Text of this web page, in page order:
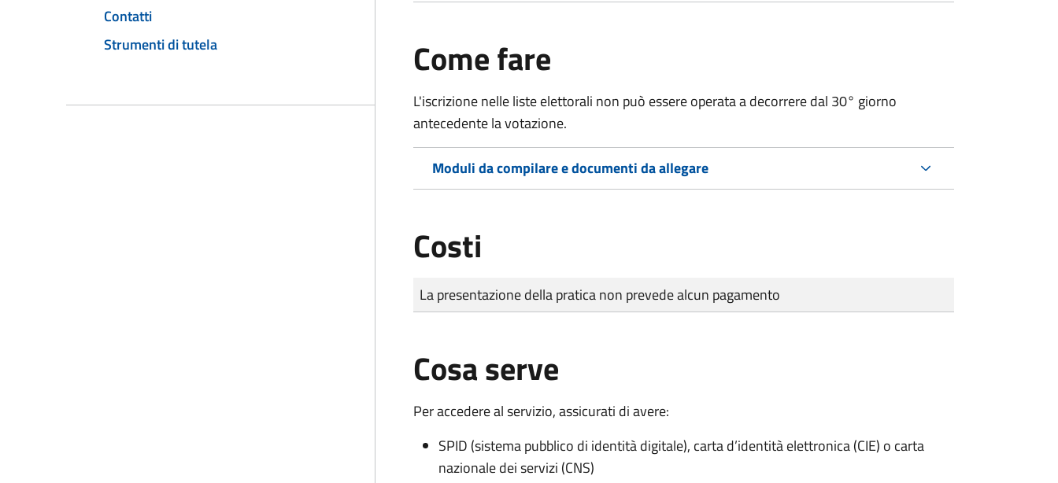
Contatti
Strumenti di tutela
Come fare
L'iscrizione nelle liste elettorali non può essere operata a decorrere dal 30° giorno
antecedente la votazione.
Moduli da compilare e documenti da allegare
Costi
Tipo di pagamento
Importo
La presentazione della pratica non prevede alcun pagamento
Cosa serve
Per accedere al servizio, assicurati di avere:
SPID (sistema pubblico di identità digitale), carta d’identità elettronica (CIE) o carta
nazionale dei servizi (CNS)